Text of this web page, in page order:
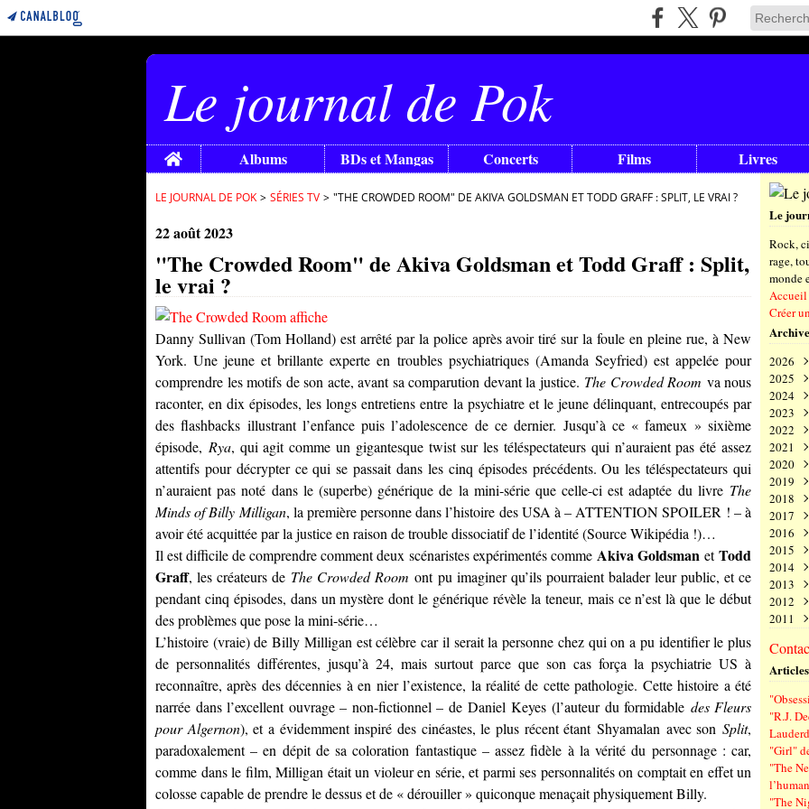
Le journal de Pok
Home Albums BDs et Mangas Concerts Films Livres
LE JOURNAL DE POK > SÉRIES TV > "THE CROWDED ROOM" DE AKIVA GOLDSMAN ET TODD GRAFF : SPLIT, LE VRAI ?
22 août 2023
"The Crowded Room" de Akiva Goldsman et Todd Graff : Split,
le vrai ?
Danny Sullivan (Tom Holland) est arrêté par la police après avoir tiré sur la foule en pleine rue, à New
York. Une jeune et brillante experte en troubles psychiatriques (Amanda Seyfried) est appelée pour
comprendre les motifs de son acte, avant sa comparution devant la justice. The Crowded Room va nous
raconter, en dix épisodes, les longs entretiens entre la psychiatre et le jeune délinquant, entrecoupés par
des flashbacks illustrant l’enfance puis l’adolescence de ce dernier. Jusqu’à ce « fameux » sixième
épisode, Rya, qui agit comme un gigantesque twist sur les téléspectateurs qui n’auraient pas été assez
attentifs pour décrypter ce qui se passait dans les cinq épisodes précédents. Ou les téléspectateurs qui
n’auraient pas noté dans le (superbe) générique de la mini-série que celle-ci est adaptée du livre The
Minds of Billy Milligan, la première personne dans l’histoire des USA à – ATTENTION SPOILER ! – à
avoir été acquittée par la justice en raison de trouble dissociatif de l’identité (Source Wikipédia !)…
Il est difficile de comprendre comment deux scénaristes expérimentés comme Akiva Goldsman etTodd
Graff, les créateurs de The Crowded Room ont pu imaginer qu’ils pourraient balader leur public, et ce
pendant cinq épisodes, dans un mystère dont le générique révèle la teneur, mais ce n’est là que le début
des problèmes que pose la mini-série…
L’histoire (vraie) de Billy Milligan est célèbre car il serait la personne chez qui on a pu identifier le plus
de personnalités différentes, jusqu’à 24, mais surtout parce que son cas força la psychiatrie US à
reconnaître, après des décennies à en nier l’existence, la réalité de cette pathologie. Cette histoire a été
narrée dans l’excellent ouvrage – non-fictionnel – de Daniel Keyes(l’auteur du formidable des Fleurs
pour Algernon), et a évidemment inspiré des cinéastes, le plus récent étantShyamalan avec sonSplit,
paradoxalement – en dépit de sa coloration fantastique – assez fidèle à la vérité du personnage : car,
comme dans le film, Milligan était un violeur en série, et parmi ses personnalités on comptait en effet un
colosse capable de prendre le dessus et de « dérouiller » quiconque menaçait physiquement Billy.
Le
Rock,
rage,
monde
Créer
2026
Août
Juillet
Juin
Mai
Avril
Mars
2025
Août
Juillet
Juin
Mai
Avril
Mars
2024
Août
Juillet
Juin
Mai
Avril
Mars
2023
Août
Juillet
Juin
Mai
Avril
Mars
2022
Août
Juillet
Juin
Mai
Avril
Mars
2021
Août
Juillet
Juin
Mai
Avril
Mars
2020
Août
Juillet
Juin
Mai
Avril
2019
Août
Juillet
Juin
Mai
2018
Août
Juillet
Juin
Mars
2017
Août
Juillet
Mai
Avril
2016
Août
Juin
Mai
2015
Juin
Mai
2014
Juin
Mai
2013
Août
Juin
Mai
2012
Juin
Mai
2011
"R.J.
"Girl"
"The
"The